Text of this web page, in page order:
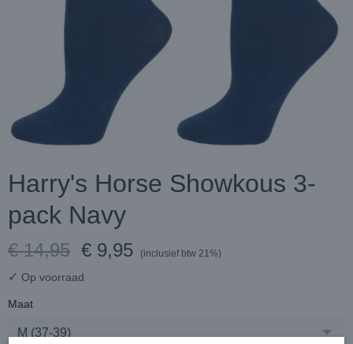
Harry's Horse Showkous 3-
pack Navy
€ 14,95 € 9,95 (inclusief btw 21%)
✓ Op voorraad
Maat